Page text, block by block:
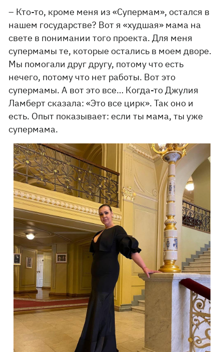
– Кто-то, кроме меня из «Супермам», остался в
нашем государстве? Вот я «худшая» мама на
свете в понимании того проекта. Для меня
супермамы те, которые остались в моем дворе.
Мы помогали друг другу, потому что есть
нечего, потому что нет работы. Вот это
супермамы. А вот это все… Когда-то Джулия
Ламберт сказала: «Это все цирк». Так оно и
есть. Опыт показывает: если ты мама, ты уже
супермама.